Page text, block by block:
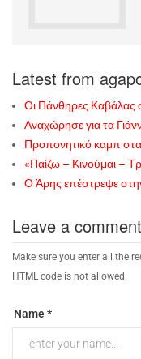
Latest from
Οι Πάνθηρες Καβάλας
Αναχώρησε για τα
Προπονητικό καμπ στα
«Παίζω – Κινούμαι –
Ο Άρης επέστρεψε
Leave a comment
Make sure you enter all the
HTML code is not allowed.
Name *